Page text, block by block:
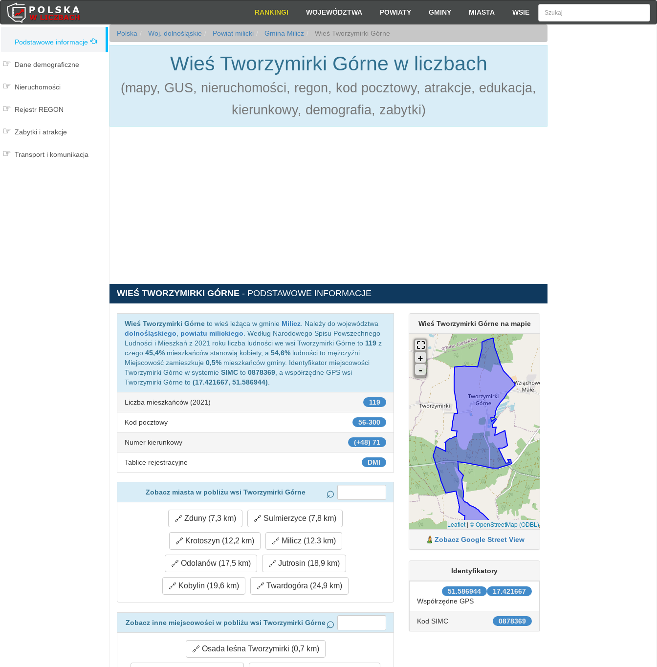
RANKINGI WOJEWÓDZTWA POWIATY GMINY MIASTA WSIE
Podstawowe informacje
Dane demograficzne
Nieruchomości
Rejestr REGON
Zabytki i atrakcje
Transport i komunikacja
Polska Woj. dolnośląskie Powiat milicki Gmina Milicz Wieś Tworzymirki Górne
Wieś Tworzymirki Górne w liczbach
(mapy, GUS, nieruchomości, regon, kod pocztowy, atrakcje, edukacja,
kierunkowy, demografia, zabytki)
WIEŚ TWORZYMIRKI GÓRNE - PODSTAWOWE INFORMACJE
Wieś Tworzymirki Górne to wieś leżąca w gminie Milicz . Należy do województwa
dolnośląskiego
powiatu milickiego . Według Narodowego Spisu Powszechnego
Ludności i Mieszkań z 2021 roku liczba ludności we wsi Tworzymirki Górne to 119 z
czego 45,4% mieszkańców stanowią kobiety, a 54,6% ludności to mężczyźni.
Miejscowość zamieszkuje 0,5% mieszkańców gminy. Identyfikator miejscowości
Tworzymirki Górne w systemie SIMC to 0878369 , a współrzędne GPS wsi
Tworzymirki Górne to (17.421667, 51.586944)
119
Liczba mieszkańców (2021)
56-300
Kod pocztowy
(+48) 71
Numer kierunkowy
DMI
Tablice rejestracyjne
Zobacz miasta w pobliżu wsi Tworzymirki Górne
Zduny (7,3 km) Sulmierzyce (7,8 km)
Krotoszyn (12,2 km) Milicz (12,3 km)
Odolanów (17,5 km) Jutrosin (18,9 km)
Kobylin (19,6 km) Twardogóra (24,9 km)
Zobacz inne miejscowości w pobliżu wsi Tworzymirki Górne
Osada leśna Tworzymirki (0,7 km)
Wieś Tworzymirki Górne na mapie
Leaflet| © OpenStreetMap (ODBL)
Zobacz Google Street View
Identyfikatory
17.421667
51.586944
Współrzędne GPS
0878369
Kod SIMC